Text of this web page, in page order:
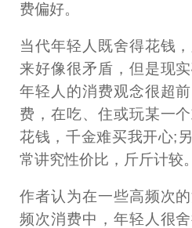
费偏好。
当代年轻人既舍得花钱
来好像很矛盾，但是现
年轻人的消费观念很超
费，在吃、住或玩某一
花钱，千金难买我开心;
常讲究性价比，斤斤计较。
作者认为在一些高频次
频次消费中，年轻人很